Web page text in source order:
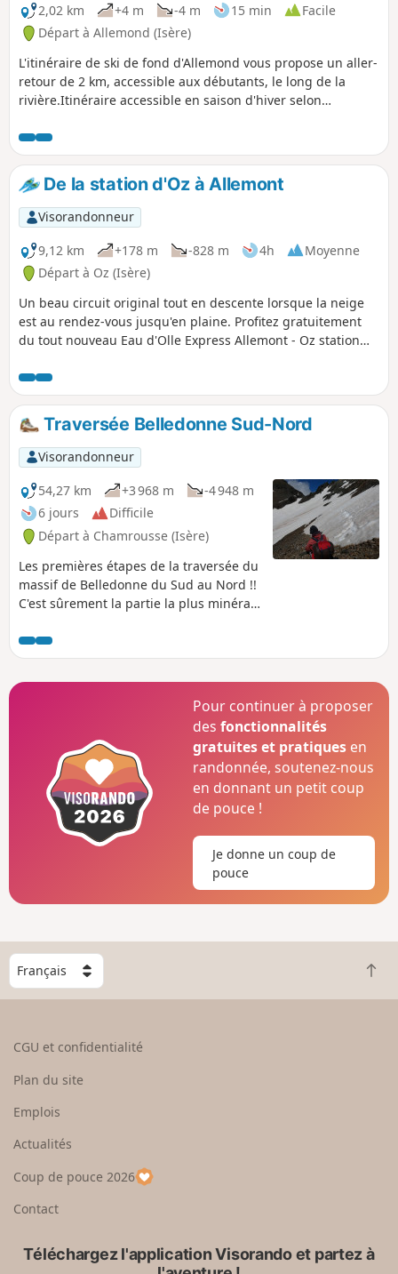
saison.2,02 km
+4 m -4 m 15 min
Facile
Départ à Allemond (Isère)
L'itinéraire de ski de fond d'Allemond vous propose un aller-
retour de 2 km, accessible aux débutants, le long de la
rivière.Itinéraire accessible en saison d'hiver selon
De la station d'Oz à Allemont
Visorandonneur
9,12 km
+178 m -828 m 4h
Moyenne
Départ à Oz (Isère)
Un beau circuit original tout en descente lorsque la neige
est au rendez-vous jusqu'en plaine. Profitez gratuitement
du tout nouveau Eau d'Olle Express Allemont - Oz station
Traversée Belledonne Sud-Nord
Visorandonneur
54,27 km
+3 968 m
-4 948 m
6 jours
Difficile
Départ à Chamrousse (Isère)
Les premières étapes de la traversée du
massif de Belledonne du Sud au Nord !!
C'est sûrement la partie la plus minérale
L'engagement à avoir sera largement
récompensé par la beauté des paysages
traversés. Le GR®738 vient d'être créé
mais surtout une organisation se met
en place pour la Haute Traversée de
Belledonne (tapez comme cela sur votre
navigateur...).
Pour continuer à proposer
desfonctionnalités
gratuites et pratiques en
randonnée, soutenez-nous
en donnant un petit coup
de pouce !
Je donne un coup de
pouce
C
h
o
e
u
p
a
R
e
CGU et confidentialité
Plan du site
Emplois
Actualités
Coup de pouce 2026
Contact
Téléchargez l'application Visorando et partez à